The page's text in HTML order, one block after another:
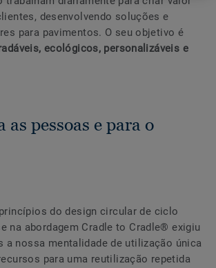
desenvolvendo soluções e
para pavimentos. O seu objetivo é
ecológicos, personalizáveis e
as pessoas e para o
do design circular de ciclo
na abordagem Cradle to Cradle® exigiu
a nossa mentalidade de utilização única
para uma reutilização repetida